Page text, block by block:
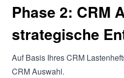
Phase 2: CRM
strategische
Auf Basis Ihres CRM
CRM Auswahl.